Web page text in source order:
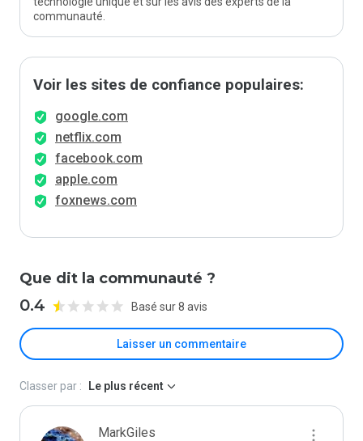
communauté.
Voir les sites de confiance populaires:
google.com
netflix.com
facebook.com
apple.com
foxnews.com
Que dit la communauté ?
0.4 Basé sur 8 avis
Laisser un commentaire
Classer par : Le plus récent
MarkGiles